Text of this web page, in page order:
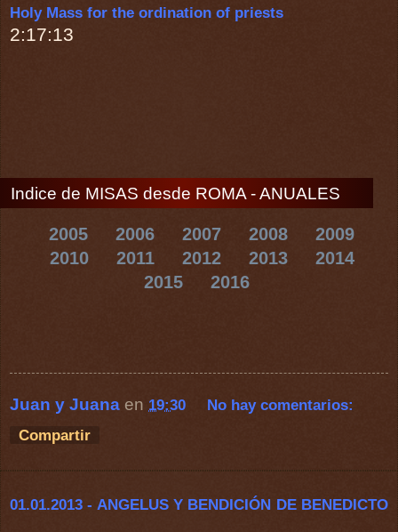
Holy Mass for the ordination of priests
2:17:13
Indice de MISAS desde ROMA - ANUALES
2005 2006 2007 2008
2009
2010
2011 2012 2013
2014
2015
2016
Juan y Juana en 19:30
No hay comentarios:
Compartir
01.01.2013 - ANGELUS Y BENDICIÓN DE BENEDICTO